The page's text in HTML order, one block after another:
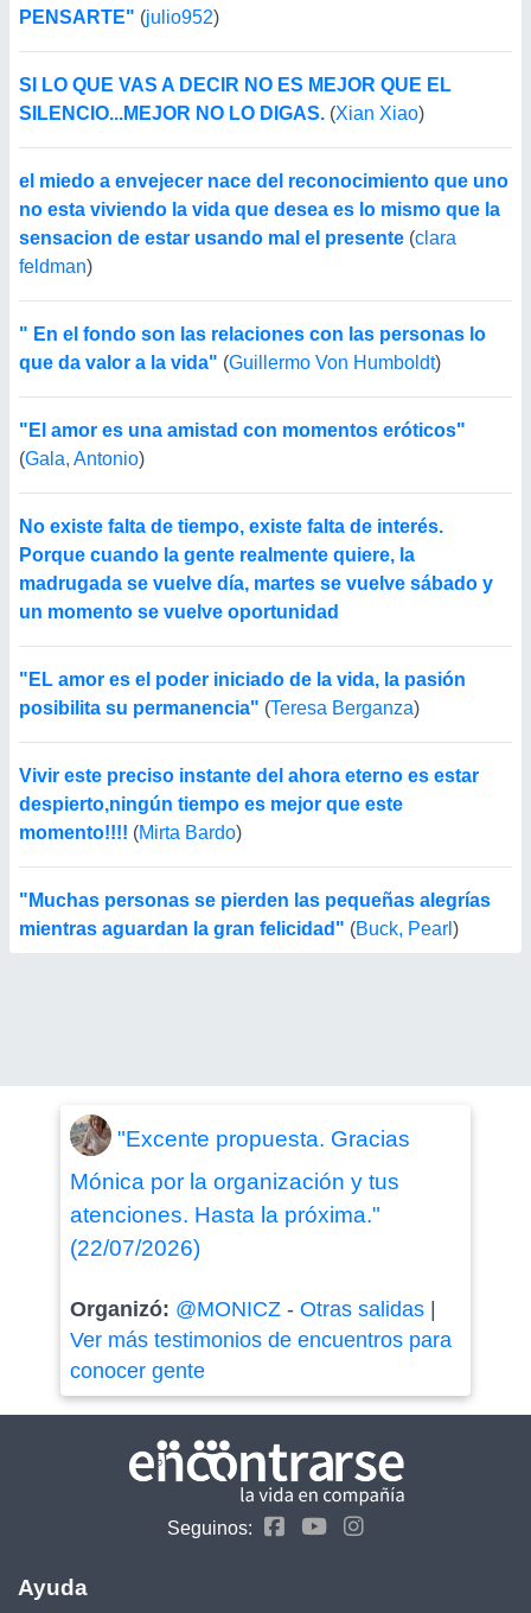
PENSARTE" (julio952)
SI LO QUE VAS A DECIR NO ES MEJOR QUE EL
SILENCIO...MEJOR NO LO DIGAS. (Xian Xiao)
el miedo a envejecer nace del reconocimiento que uno
no esta viviendo la vida que desea es lo mismo que la
sensacion de estar usando mal el presente (clara
feldman)
" En el fondo son las relaciones con las personas lo
que da valor a la vida" (Guillermo Von Humboldt)
"El amor es una amistad con momentos eróticos"
(Gala, Antonio)
No existe falta de tiempo, existe falta de interés.
Porque cuando la gente realmente quiere, la
madrugada se vuelve día, martes se vuelve sábado y
un momento se vuelve oportunidad
"EL amor es el poder iniciado de la vida, la pasión
posibilita su permanencia" (Teresa Berganza)
Vivir este preciso instante del ahora eterno es estar
despierto,ningún tiempo es mejor que este
momento!!!! (Mirta Bardo)
"Muchas personas se pierden las pequeñas alegrías
mientras aguardan la gran felicidad" (Buck, Pearl )
"Excente propuesta. Gracias
Mónica por la organización y tus
atenciones. Hasta la próxima."
(22/07/2026)
Organizó: @MONICZ- Otras salidas|
Ver más testimonios de encuentros para
conocer gente
Seguinos:
Ayuda